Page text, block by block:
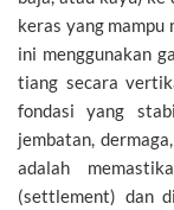
keras yang
ini menggunakan
tiang secara
fondasi yang
jembatan,
adalah
(settlement) dan